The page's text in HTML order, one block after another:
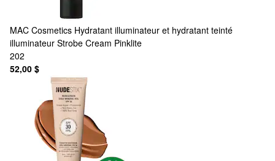
MAC Cosmetics Hydratant illuminateur et hydratant teinté
illuminateur Strobe Cream Pinklite
202
52,00 $